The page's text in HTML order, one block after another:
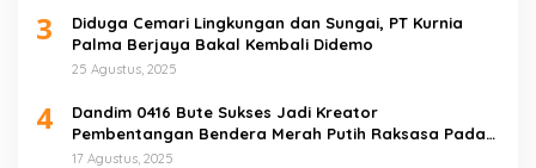
3
Diduga Cemari Lingkungan dan Sungai, PT Kurnia
Palma Berjaya Bakal Kembali Didemo
25 Agustus, 2025
4
Dandim 0416 Bute Sukses Jadi Kreator
Pembentangan Bendera Merah Putih Raksasa Pada
Peringatan HUT RI ke 80 di Tebo
17 Agustus, 2025